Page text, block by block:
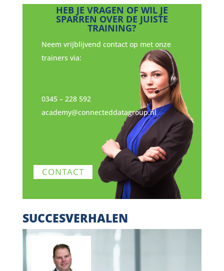
HEB JE VRAGEN OF WIL JE
SPARREN OVER DE JUISTE
TRAINING?
Neem vrijblijvend contact op met onze
trainers via:
0345 – 228 592
academy@connecteddatagroup.nl
CONTACT
SUCCESVERHALEN